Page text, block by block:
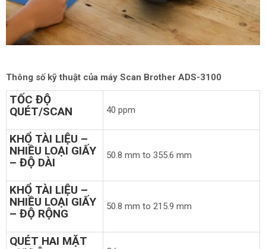
Thông số kỹ thuật của máy Scan Brother ADS-3100
TỐC ĐỘ
QUÉT/SCAN
40 ppm
KHỔ TÀI LIỆU –
NHIỀU LOẠI GIẤY
– ĐỘ DÀI
50.8 mm to 355.6 mm
KHỔ TÀI LIỆU –
NHIỀU LOẠI GIẤY
– ĐỘ RỘNG
50.8 mm to 215.9 mm
QUÉT HAI MẶT